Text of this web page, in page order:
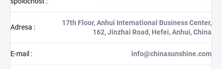
Adresa :
17th Floor, Anhui International Business Center,
162, Jinzhai Road, Hefei, Anhui, China
E-mail : info@chinasunshine.com